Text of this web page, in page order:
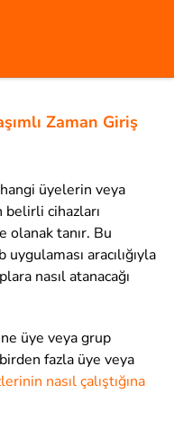
Zaman Giriş
üyelerin veya
belirli cihazları
tanır. Bu
aracılığıyla
nasıl atanacağı
üye veya grup
fazla üye veya
nasıl çalıştığına